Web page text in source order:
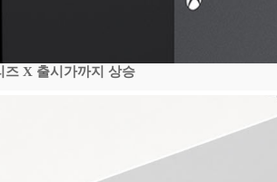
즈 X 출시가까지 상승